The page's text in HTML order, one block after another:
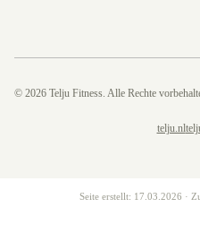
© 2026 Telju Fitness. Alle Rechte
telju.nl
Seite erstellt: 17.03.2026 ·